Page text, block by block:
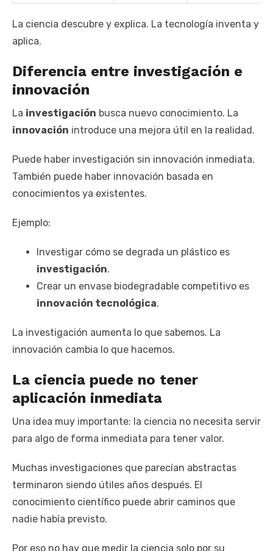
La ciencia descubre y explica. La tecnología inventa y
aplica.
Diferencia entre investigación e
innovación
La investigación busca nuevo conocimiento. La
innovación introduce una mejora útil en la realidad.
Puede haber investigación sin innovación inmediata.
También puede haber innovación basada en
conocimientos ya existentes.
Ejemplo:
Investigar cómo se degrada un plástico es
investigación.
Crear un envase biodegradable competitivo es
innovación tecnológica.
La investigación aumenta lo que sabemos. La
innovación cambia lo que hacemos.
La ciencia puede no tener
aplicación inmediata
Una idea muy importante: la ciencia no necesita servir
para algo de forma inmediata para tener valor.
Muchas investigaciones que parecían abstractas
terminaron siendo útiles años después. El
conocimiento científico puede abrir caminos que
nadie había previsto.
Por eso no hay que medir la ciencia solo por su